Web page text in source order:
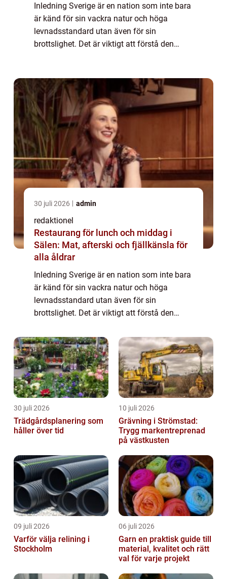
Inledning Sverige är en nation som inte bara
är känd för sin vackra natur och höga
levnadsstandard utan även för sin
brottslighet. Det är viktigt att förstå den
åtgärder för...
30 juli 2026 admin
redaktionel
Restaurang för lunch och middag i
Sälen: Mat, afterski och fjällkänsla för
alla åldrar
Inledning Sverige är en nation som inte bara
är känd för sin vackra natur och höga
levnadsstandard utan även för sin
brottslighet. Det är viktigt att förstå den
typer för att kunna utforma lämpliga
åtgärder för...
30 juli 2026
Trädgårdsplanering som
håller över tid
10 juli 2026
Grävning i Strömstad:
Trygg markentreprenad
på västkusten
09 juli 2026
Varför välja relining i
Stockholm
06 juli 2026
Garn en praktisk guide till
material, kvalitet och rätt
val för varje projekt